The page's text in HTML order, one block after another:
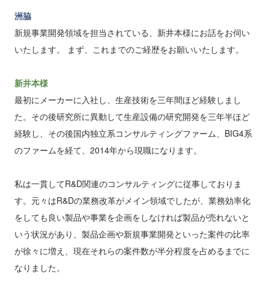
洲脇
新規事業開発領域を担当されている、新井本様にお話をお伺い
いたします。 まず、これまでのご経歴をお願いいたします。
新井本様
最初にメーカーに入社し、生産技術を三年間ほど経験しまし
た。その後研究所に異動して生産設備の研究開発を三年半ほど
経験し、その後国内独立系コンサルティングファーム、BIG4系
のファームを経て、2014年から現職になります。
私は一貫してR&D関連のコンサルティングに従事しておりま
す。元々はR&Dの業務改革がメイン領域でしたが、業務効率化
をしても良い製品や事業を企画をしなければ製品が売れないと
いう状況があり、製品企画や新規事業開発といった案件の比率
が徐々に増え、現在それらの案件数が半分程度を占めるまでに
なりました。